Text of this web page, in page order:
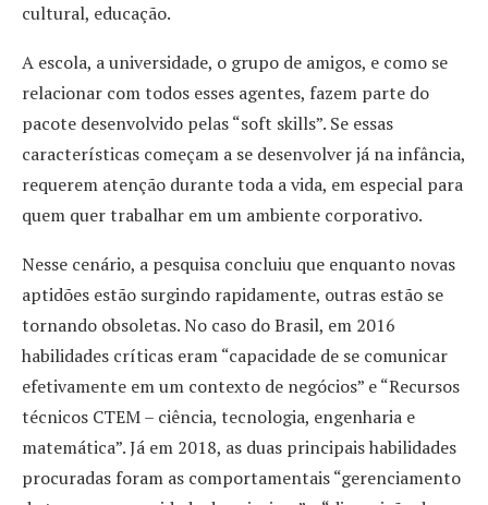
cultural, educação.
A escola, a universidade, o grupo de amigos, e como se
relacionar com todos esses agentes, fazem parte do
pacote desenvolvido pelas “soft skills”. Se essas
características começam a se desenvolver já na infância,
requerem atenção durante toda a vida, em especial para
quem quer trabalhar em um ambiente corporativo.
Nesse cenário, a pesquisa concluiu que enquanto novas
aptidões estão surgindo rapidamente, outras estão se
tornando obsoletas. No caso do Brasil, em 2016
habilidades críticas eram “capacidade de se comunicar
efetivamente em um contexto de negócios” e “Recursos
técnicos CTEM – ciência, tecnologia, engenharia e
matemática”. Já em 2018, as duas principais habilidades
procuradas foram as comportamentais “gerenciamento